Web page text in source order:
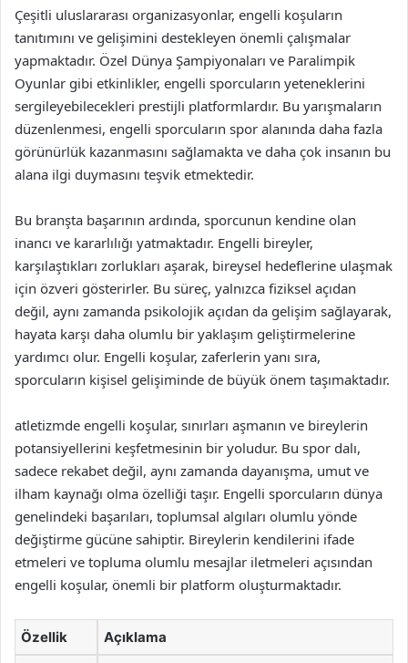
Çeşitli uluslararası organizasyonlar, engelli koşuların
tanıtımını ve gelişimini destekleyen önemli çalışmalar
yapmaktadır. Özel Dünya Şampiyonaları ve Paralimpik
Oyunlar gibi etkinlikler, engelli sporcuların yeteneklerini
sergileyebilecekleri prestijli platformlardır. Bu yarışmaların
düzenlenmesi, engelli sporcuların spor alanında daha fazla
görünürlük kazanmasını sağlamakta ve daha çok insanın bu
alana ilgi duymasını teşvik etmektedir.
Bu branşta başarının ardında, sporcunun kendine olan
inancı ve kararlılığı yatmaktadır. Engelli bireyler,
karşılaştıkları zorlukları aşarak, bireysel hedeflerine ulaşmak
için özveri gösterirler. Bu süreç, yalnızca fiziksel açıdan
değil, aynı zamanda psikolojik açıdan da gelişim sağlayarak,
hayata karşı daha olumlu bir yaklaşım geliştirmelerine
yardımcı olur. Engelli koşular, zaferlerin yanı sıra,
sporcuların kişisel gelişiminde de büyük önem taşımaktadır.
atletizmde engelli koşular, sınırları aşmanın ve bireylerin
potansiyellerini keşfetmesinin bir yoludur. Bu spor dalı,
sadece rekabet değil, aynı zamanda dayanışma, umut ve
ilham kaynağı olma özelliği taşır. Engelli sporcuların dünya
genelindeki başarıları, toplumsal algıları olumlu yönde
değiştirme gücüne sahiptir. Bireylerin kendilerini ifade
etmeleri ve topluma olumlu mesajlar iletmeleri açısından
engelli koşular, önemli bir platform oluşturmaktadır.
Özellik Açıklama